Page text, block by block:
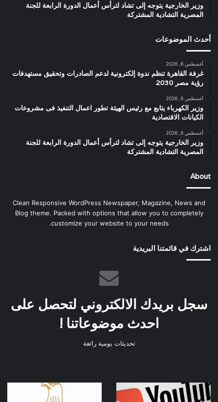
وزير الخارجية يتوجه إلى تشاد لترأس أعمال الدورة الرابعة للجنة
المصرية التشادية المشتركة
أحدث الموضوعات
أغسطس 6, 2026
غرفة القاهرة تنظم ندوة إلكترونية لدعم الصادرات وتحقيق مستهدفات
رؤية مصر 2030
أغسطس 6, 2026
وزير الكهرباء يتابع مع رئيس الهيئة تطور اعمال التنفيذ فى مشروعات
الكيانات الاقتصادية
أغسطس 6, 2026
وزير الخارجية يتوجه إلى تشاد لترأس أعمال الدورة الرابعة للجنة
المصرية التشادية المشتركة
About
Clean Responsive WordPress Newspaper, Magazine, News and
Blog theme. Packed with options that allow you to completely
customize your website to your needs.
اشترك في قائمتنا البريدية
سجل بريدك الالكتروني لتحصل على
احدث موضوعاتنا !
تحديثات يومية رائعة
آبل
تنافس